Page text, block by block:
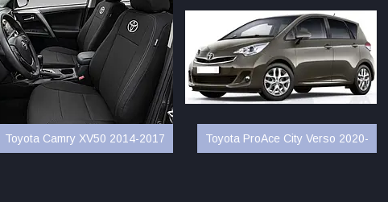
Toyota Camry XV50 2014-2017 Toyota ProAce City Verso 2020-